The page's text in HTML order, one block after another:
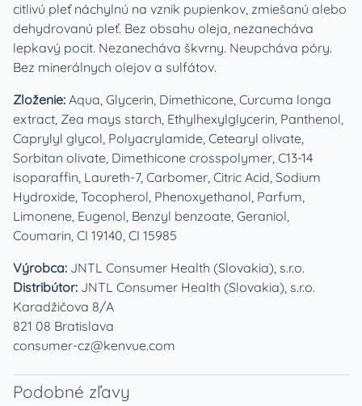
citlivú pleť náchylnú na vznik pupienkov, zmiešanú alebo
dehydrovanú pleť. Bez obsahu oleja, nezanecháva
lepkavý pocit. Nezanecháva škvrny. Neupcháva póry.
Bez minerálnych olejov a sulfátov.
Zloženie: Aqua, Glycerin, Dimethicone, Curcuma longa
extract, Zea mays starch, Ethylhexylglycerin, Panthenol,
Caprylyl glycol, Polyacrylamide, Cetearyl olivate,
Sorbitan olivate, Dimethicone crosspolymer, C13-14
isoparaffin, Laureth-7, Carbomer, Citric Acid, Sodium
Hydroxide, Tocopherol, Phenoxyethanol, Parfum,
Limonene, Eugenol, Benzyl benzoate, Geraniol,
Coumarin, CI 19140, CI 15985
Výrobca: JNTL Consumer Health (Slovakia), s.r.o.
Distribútor: JNTL Consumer Health (Slovakia), s.r.o.
Karadžičova 8/A
821 08 Bratislava
consumer-cz@kenvue.com
Podobné zľavy